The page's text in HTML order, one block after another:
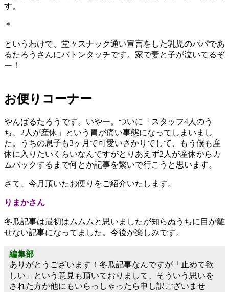
す。
＊
というわけで、堂々スナック通い宣言をした乳児のパパであ
るたろうさんにバトンタッチです。家で妻と子が泣いてるぞ
ー！
お便りコーナー
やんばるたろうです。いやー。ついに「スタッフ4人のう
ち、2人が産休」という胃が痛い事態になってしまいまし
た。うちの息子も3ヶ月で可愛いさかりでして、もう僕も産
休に入りたいくらいなんですがとりあえず2人が産休からカ
ムバックするまで何とか記事を繋いで行こうと思います。
さて、今月頂いたお便りをご紹介いたします。
りまかさん
冬瓜記事は最初はムムムと思いましたが知らぬうちに目が離
せない記事になってました。今後が楽しみです。
編集部
ありがとうございます！冬瓜記事なんですが「止めて欲
しい」という意見も頂いておりまして、そういう思いを
された方が他にもいらっしゃったら申し訳ございませ